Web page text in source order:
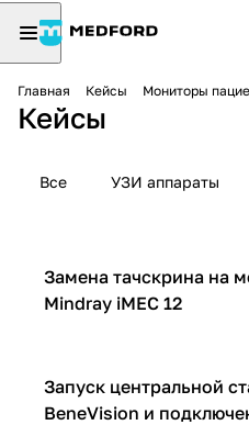
Главная Кейсы Мониторы
Кейсы
Все УЗИ аппараты
Мониторы пациента
Замена тачскрина на
Mindray iMEC 12
Мониторы пациента
Запуск центральной
BeneVision и